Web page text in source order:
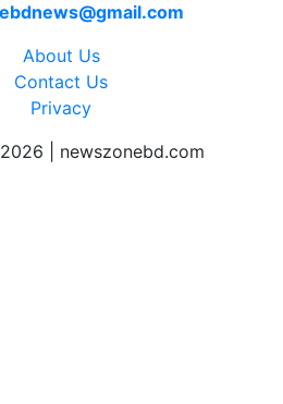
About Us
Contact Us
Privacy
2026 | newszonebd.com